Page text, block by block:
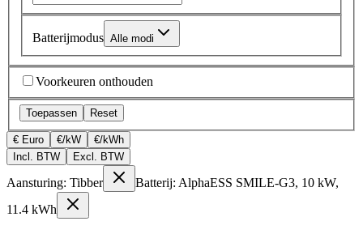
Batterijmodus Alle modi
Voorkeuren onthouden
Toepassen Reset
€ Euro €/kW
€/kWh
Incl. BTW
Excl. BTW
Aansturing: Tibber
Batterij: AlphaESS SMILE-G3, 10 kW,
11.4 kWh